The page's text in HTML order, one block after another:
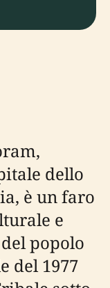
dello
è un faro
e
popolo
del 1977